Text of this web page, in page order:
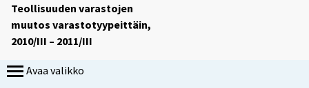
Teollisuuden varastojen
muutos varastotyypeittäin,
2010/III – 2011/III
Avaa valikko